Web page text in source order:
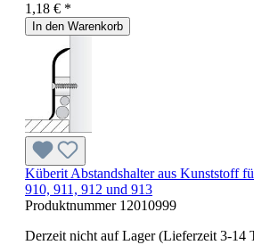
1,18 € *
In den Warenkorb
Küberit Abstandshalter aus Kunststoff
910, 911, 912 und 913
Produktnummer 12010999
Derzeit nicht auf Lager (Lieferzeit 3-14